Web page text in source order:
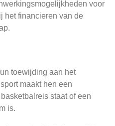
voor
het financieren van de
toewijding aan het
maakt hen een
staat of een
is.